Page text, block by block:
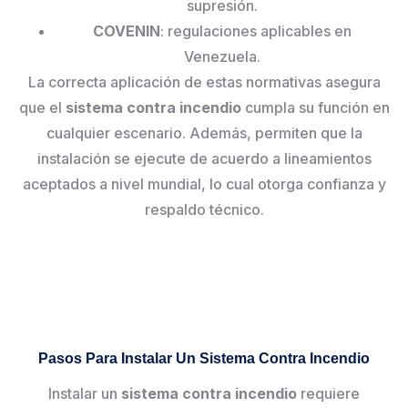
supresión.
COVENIN: regulaciones aplicables en
Venezuela.
La correcta aplicación de estas normativas asegura
que el sistema contra incendiocumpla su función en
cualquier escenario. Además, permiten que la
instalación se ejecute de acuerdo a lineamientos
aceptados a nivel mundial, lo cual otorga confianza y
respaldo técnico.
Pasos Para Instalar Un Sistema Contra Incendio
Instalar un sistema contra incendio requiere